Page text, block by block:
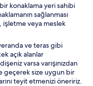
konaklama yeri sahibi
sağlanması
işletme veya meslek
ve teras gibi
açık alanlar
varsa varışınızdan
geçerek size uygun bir
teyit etmenizi öneririz.